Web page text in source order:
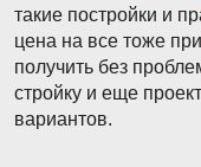
такие постройки и
цена на все тоже
получить без
стройку и еще
вариантов.